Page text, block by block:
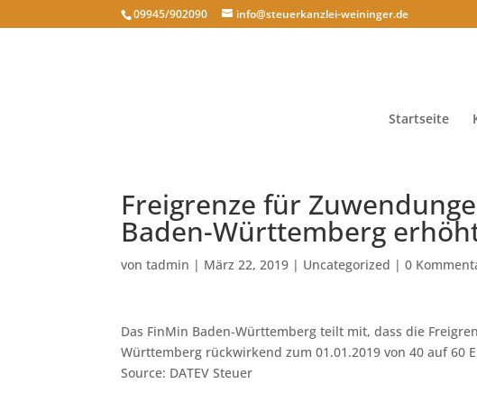
09945/902090 info@steuerkanzlei-weininger.de
Startseite
Freigrenze für
Baden-Württemberg
vontadmin | März 22, 2019 | Uncategorized |0
Das FinMin Baden-Württemberg teilt mit, dass die
Württemberg rückwirkend zum 01.01.2019 von 40 auf 60
Source: DATEV Steuer